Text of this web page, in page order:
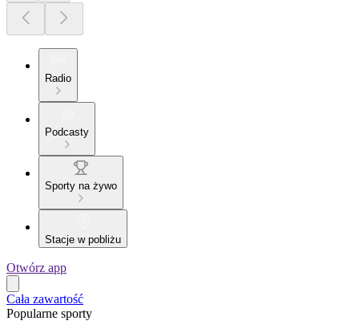
Radio
Podcasty
Sporty na żywo
Stacje w pobliżu
Otwórz app
Cała zawartość
Popularne sporty